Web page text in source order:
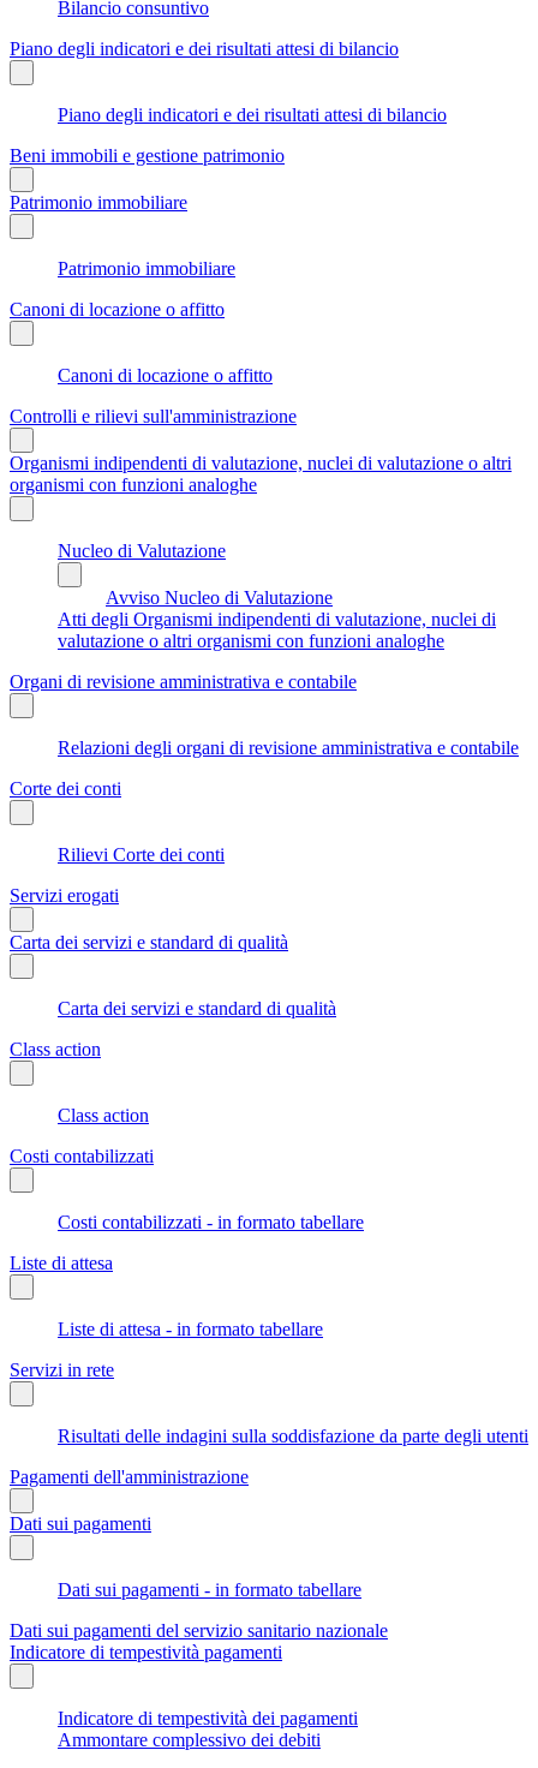
Bilancio consuntivo
Piano degli indicatori e dei risultati attesi di bilancio
Piano degli indicatori e dei risultati attesi di bilancio
Beni immobili e gestione patrimonio
Patrimonio immobiliare
Patrimonio immobiliare
Canoni di locazione o affitto
Canoni di locazione o affitto
Controlli e rilievi sull'amministrazione
Organismi indipendenti di valutazione, nuclei di valutazione o altri
organismi con funzioni analoghe
Nucleo di Valutazione
Avviso Nucleo di Valutazione
Atti degli Organismi indipendenti di valutazione, nuclei di
valutazione o altri organismi con funzioni analoghe
Organi di revisione amministrativa e contabile
Relazioni degli organi di revisione amministrativa e contabile
Corte dei conti
Rilievi Corte dei conti
Servizi erogati
Carta dei servizi e standard di qualità
Carta dei servizi e standard di qualità
Class action
Class action
Costi contabilizzati
Costi contabilizzati - in formato tabellare
Liste di attesa
Liste di attesa - in formato tabellare
Servizi in rete
Risultati delle indagini sulla soddisfazione da parte degli utenti
Pagamenti dell'amministrazione
Dati sui pagamenti
Dati sui pagamenti - in formato tabellare
Dati sui pagamenti del servizio sanitario nazionale
Indicatore di tempestività pagamenti
Indicatore di tempestività dei pagamenti
Ammontare complessivo dei debiti